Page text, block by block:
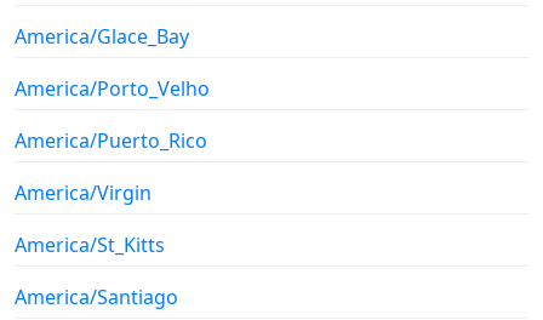
America/Glace_Bay
America/Porto_Velho
America/Puerto_Rico
America/Virgin
America/St_Kitts
America/Santiago